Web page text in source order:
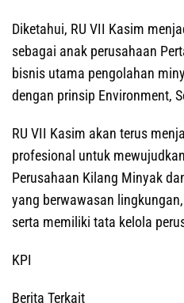
Diketahui, RU VII Kasim
sebagai anak perusahaan
bisnis utama pengolahan
dengan prinsip Environment,
RU VII Kasim akan terus
profesional untuk
Perusahaan Kilang Minyak
yang berwawasan
serta memiliki tata kelola
KPI
Berita Terkait